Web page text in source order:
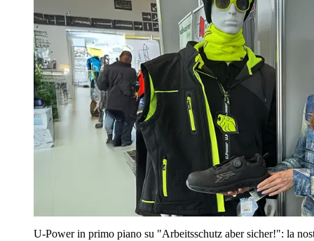
U‑Power in primo piano su "Arbeitsschutz aber sicher!": la